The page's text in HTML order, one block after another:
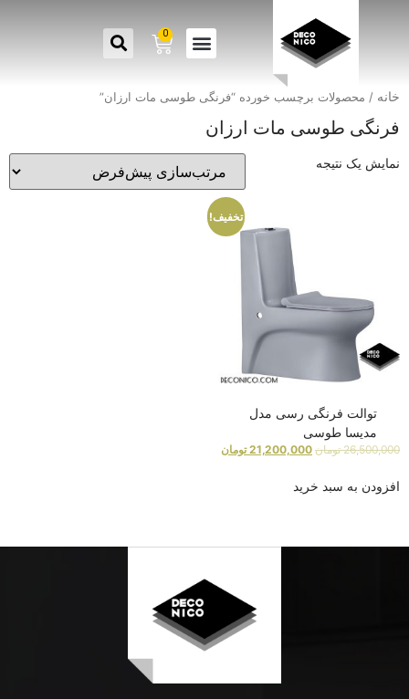
0
خانه / محصولات برچسب خورده “فرنگی طوسی مات ارزان”
فرنگی طوسی مات ارزان
نمایش یک نتیجه
تخفیف!
توالت فرنگی رسی مدل
مدیسا طوسی
26,500,000 تومان 21,200,000 تومان
افزودن به سبد خرید